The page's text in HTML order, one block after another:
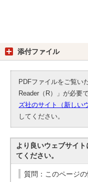
添付ファイル
PDFファイルをご覧い
Reader（R）」が必要
ズ社のサイト（新しい
してください。
より良いウェブサイ
てください。
質問：このページ